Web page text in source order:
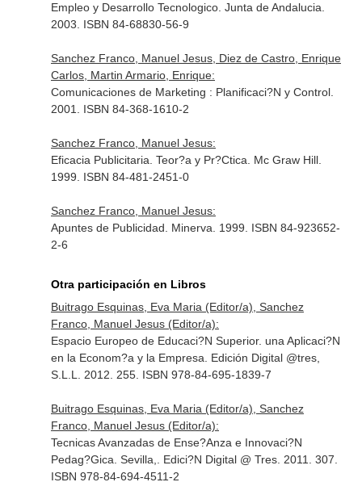
Empleo y Desarrollo Tecnologico. Junta de Andalucia.
2003. ISBN 84-68830-56-9
Sanchez Franco, Manuel Jesus, Diez de Castro, Enrique
Carlos, Martin Armario, Enrique:
Comunicaciones de Marketing : Planificaci?N y Control.
2001. ISBN 84-368-1610-2
Sanchez Franco, Manuel Jesus:
Eficacia Publicitaria. Teor?a y Pr?Ctica. Mc Graw Hill.
1999. ISBN 84-481-2451-0
Sanchez Franco, Manuel Jesus:
Apuntes de Publicidad. Minerva. 1999. ISBN 84-923652-
2-6
Otra participación en Libros
Buitrago Esquinas, Eva Maria (Editor/a), Sanchez
Franco, Manuel Jesus (Editor/a):
Espacio Europeo de Educaci?N Superior. una Aplicaci?N
en la Econom?a y la Empresa. Edición Digital @tres,
S.L.L. 2012. 255. ISBN 978-84-695-1839-7
Buitrago Esquinas, Eva Maria (Editor/a), Sanchez
Franco, Manuel Jesus (Editor/a):
Tecnicas Avanzadas de Ense?Anza e Innovaci?N
Pedag?Gica. Sevilla,. Edici?N Digital @ Tres. 2011. 307.
ISBN 978-84-694-4511-2